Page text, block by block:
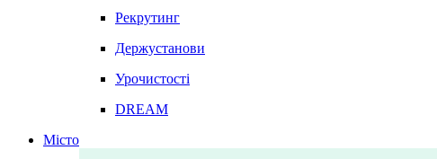
Рекрутинг
Держустанови
Урочистості
DREAM
Місто